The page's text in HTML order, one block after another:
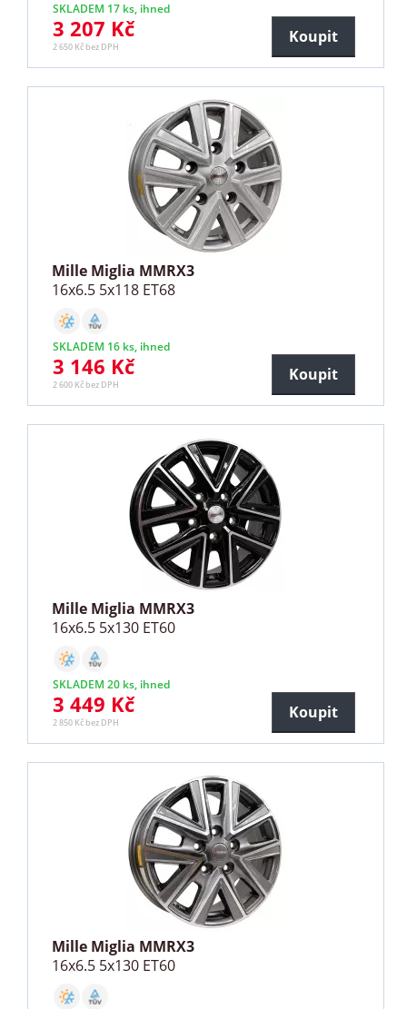
SKLADEM 17 ks, ihned
3 207 Kč
2 650 Kč bez DPH
Koupit
Mille Miglia MMRX3
16x6.5 5x118 ET68
SKLADEM 16 ks, ihned
3 146 Kč
2 600 Kč bez DPH
Koupit
Mille Miglia MMRX3
16x6.5 5x130 ET60
SKLADEM 20 ks, ihned
3 449 Kč
2 850 Kč bez DPH
Koupit
Mille Miglia MMRX3
16x6.5 5x130 ET60